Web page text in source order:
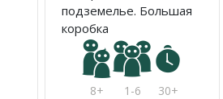
подземелье. Большая
коробка
8+ 1-6 30+